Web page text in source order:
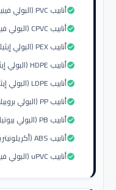
أنابيب PVC (البولي فينيل كلوريد)check_circle
أنابيب CPVC (البولي فينيل كلوريد المعالج بالكلور)check_circle
أنابيب PEX (البولي إيثيلين المتشابك)check_circle
أنابيب HDPE (البولي إيثيلين عالي الكثافة)check_circle
أنابيب LDPE (البولي إيثيلين منخفض الكثافة)check_circle
أنابيب PP (البولي بروبيلين)check_circle
أنابيب PB (البولي بيوتيلين)check_circle
أنابيب ABS (أكريلونيتريل بوتادين ستايرين)check_circle
أنابيب uPVC (البولي فينيل كلوريد غير الملدن)check_circle